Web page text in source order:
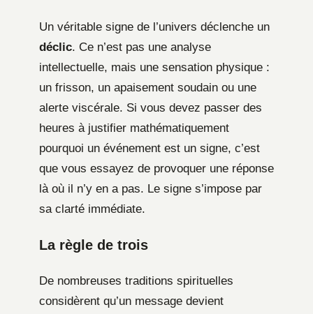
Un véritable signe de l’univers déclenche un
déclic. Ce n’est pas une analyse
intellectuelle, mais une sensation physique :
un frisson, un apaisement soudain ou une
alerte viscérale. Si vous devez passer des
heures à justifier mathématiquement
pourquoi un événement est un signe, c’est
que vous essayez de provoquer une réponse
là où il n’y en a pas. Le signe s’impose par
sa clarté immédiate.
La règle de trois
De nombreuses traditions spirituelles
considèrent qu’un message devient